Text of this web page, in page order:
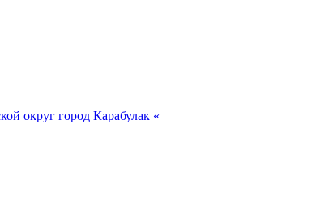
округ город Карабулак «